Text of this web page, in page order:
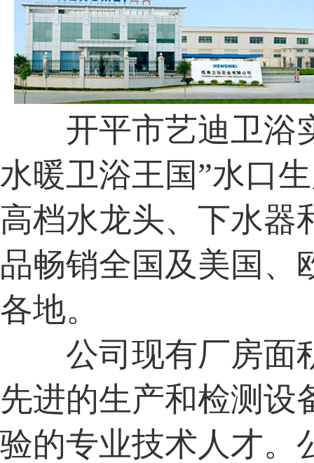
开平市艺迪卫浴
水暖卫浴王国”水口
高档水龙头、下水器
品畅销全国及美国、
各地。
公司现有厂房面
先进的生产和检测设
验的专业技术人才。